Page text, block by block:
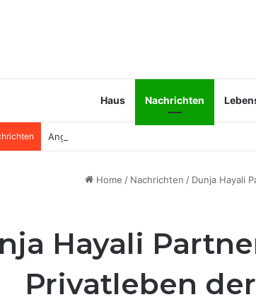
Haus Nachrichten
Angela van Brakel Ehemann: Wer ist der Mann
Home / Nachrichten / Dunja Hayali
Hayali
Privatleben